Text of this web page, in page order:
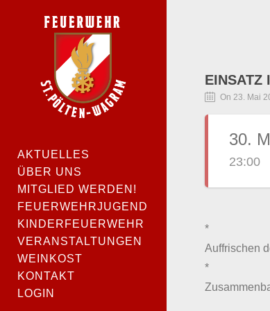
AKTUELLES
ÜBER UNS
MITGLIED WERDEN!
FEUERWEHRJUGEND
KINDERFEUERWEHR
VERANSTALTUNGEN
WEINKOST
KONTAKT
LOGIN
EINSATZ
On 23. Mai
30.
23:00
*
Auffrischen
*